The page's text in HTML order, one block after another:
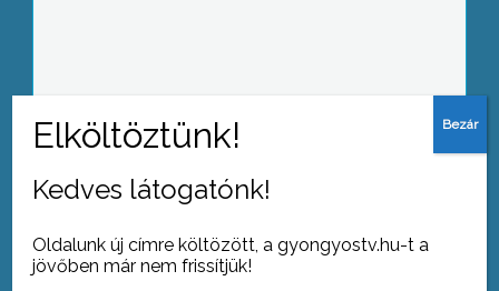
Az idén első alkalommal a télen is
Gyöngyös Fő terét a karácsony előtti
hetekben
Kedves látogatónk!
Oldalunk új címre költözött, a gyongyostv.hu-t a
jövőben már nem frissítjük!